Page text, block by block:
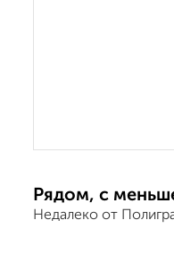
Рядом, с
Недалеко от